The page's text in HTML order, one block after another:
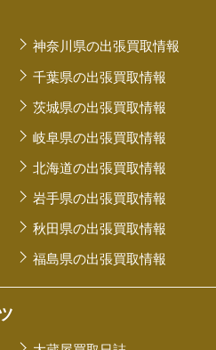
神奈川県の出張買取情報
千葉県の出張買取情報
茨城県の出張買取情報
岐阜県の出張買取情報
北海道の出張買取情報
岩手県の出張買取情報
秋田県の出張買取情報
福島県の出張買取情報